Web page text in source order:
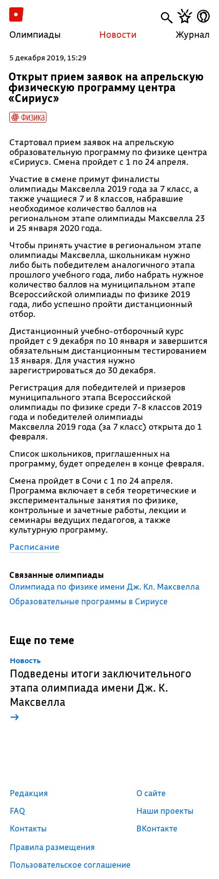
Олимпиады Новости Журнал
5 декабря 2019, 15:29
Открыт прием заявок на апрельскую
физическую программу центра
«Сириус»
Физика
Стартовал прием заявок на апрельскую
образовательную программу по физике центра
«Сириус». Смена пройдет с 1 по 24 апреля.
Участие в смене примут финалисты
олимпиады Максвелла 2019 года за 7 класс, а
также учащиеся 7 и 8 классов, набравшие
необходимое количество баллов на
региональном этапе олимпиады Максвелла 23
и 25 января 2020 года.
Чтобы принять участие в региональном этапе
олимпиады Максвелла, школьникам нужно
либо быть победителем аналогичного этапа
прошлого учебного года, либо набрать нужное
количество баллов на муниципальном этапе
Всероссийской олимпиады по физике 2019
года, либо успешно пройти дистанционный
отбор.
Дистанционный учебно-отборочный курс
пройдет с 9 декабря по 10 января и завершится
обязательным дистанционным тестированием
13 января. Для участия нужно
зарегистрироваться до 30 декабря.
Регистрация для победителей и призеров
муниципального этапа Всероссийской
олимпиады по физике среди 7-8 классов 2019
года и победителей олимпиады
Максвелла 2019 года (за 7 класс) открыта до 1
февраля.
Список школьников, приглашенных на
программу, будет определен в конце февраля.
Смена пройдет в Сочи с 1 по 24 апреля.
Программа включает в себя теоретические и
экспериментальные занятия по физике,
контрольные и зачетные работы, лекции и
семинары ведущих педагогов, а также
культурную программу.
Расписание
Связанные олимпиады
Олимпиада по физике имени Дж. Кл. Максвелла
Образовательные программы в Сириусе
Еще по теме
Новость
Подведены итоги заключительного
этапа олимпиада имени Дж. К.
Максвелла
→
Редакция
FAQ
Контакты
Правила размещения
Пользовательское соглашение
О сайте
Наши проекты
ВКонтакте